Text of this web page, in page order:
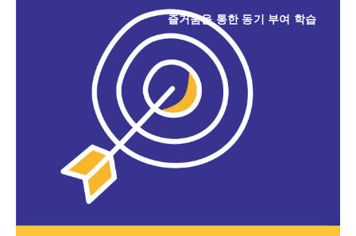
즐거움을 통한 동기 부여 학습